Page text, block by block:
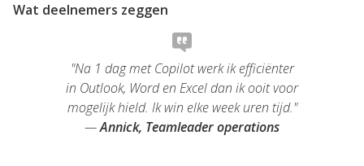
Wat deelnemers zeggen
"Na 1 dag met Copilot werk ik efficiënter
in Outlook, Word en Excel dan ik ooit voor
mogelijk hield. Ik win elke week uren tijd."
—Annick, Teamleader operations